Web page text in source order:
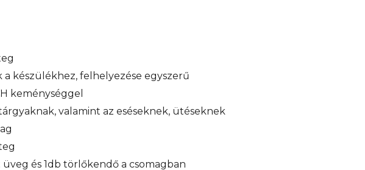
készülékhez, felhelyezése egyszerű
keménységgel
valamint az eséseknek, ütéseknek
és 1db törlőkendő a csomagban